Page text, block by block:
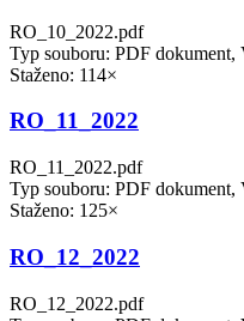
RO_10_2022.pdf
Typ souboru: PDF dokument,
Staženo: 114×
RO_11_2022
RO_11_2022.pdf
Typ souboru: PDF dokument,
Staženo: 125×
RO_12_2022
RO_12_2022.pdf